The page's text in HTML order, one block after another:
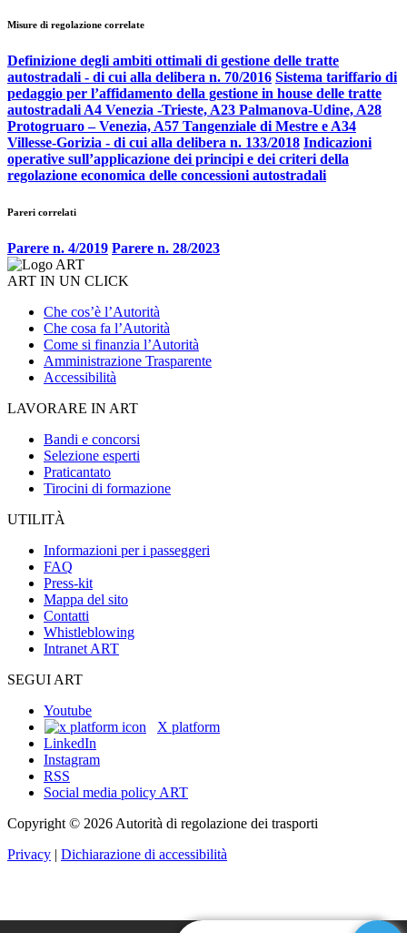
Misure di regolazione correlate
Definizione degli ambiti ottimali di gestione delle tratte
autostradali - di cui alla delibera n. 70/2016 Sistema tariffario di
pedaggio per l’affidamento della gestione in house delle tratte
autostradali A4 Venezia -Trieste, A23 Palmanova-Udine, A28
Protogruaro – Venezia, A57 Tangenziale di Mestre e A34
Villesse-Gorizia - di cui alla delibera n. 133/2018 Indicazioni
operative sull’applicazione dei principi e dei criteri della
regolazione economica delle concessioni autostradali
Pareri correlati
Parere n. 4/2019 Parere n. 28/2023
ART IN UN CLICK
Che cos’è l’Autorità
Che cosa fa l’Autorità
Come si finanzia l’Autorità
Amministrazione Trasparente
Accessibilità
LAVORARE IN ART
Bandi e concorsi
Selezione esperti
Praticantato
Tirocini di formazione
UTILITÀ
Informazioni per i passeggeri
FAQ
Press-kit
Mappa del sito
Contatti
Whistleblowing
Intranet ART
SEGUI ART
Youtube
X platform
LinkedIn
Instagram
RSS
Social media policy ART
Copyright © 2026 Autorità di regolazione dei trasporti
Privacy | Dichiarazione di accessibilità